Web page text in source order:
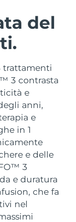
del
trattamenti
3 contrasta
e
anni,
e
in 1
e delle
3
e duratura
che fa
nel
go
device
therapy
toothbrush
LED
stimata8/11/26
stimata
stimata8/17/26
stimata
stimata8/16/26
stimata
stimata8/15/26
stimata